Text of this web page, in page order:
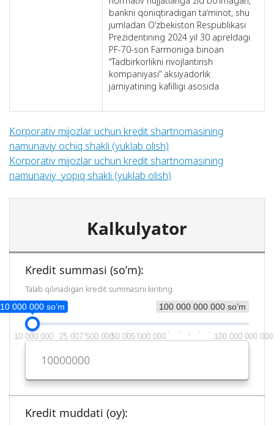
bankni qoniqtiradigan taʼminot, shu
jumladan O‘zbekiston Respublikasi
Prezidentining 2024 yil 30 apreldagi
PF-70-son Farmоniga binoan
“Tadbirkorlikni rivojlantirish
kompaniyasi” aksiyadorlik
jamiyatining kafilligi asosida
Korporativ mijozlar uchun kredit shartnomasining
namunaviy ochiq shakli (yuklab olish)
Korporativ mijozlar uchun kredit shartnomasining
namunaviy yopiq shakli (yuklab olish)
Kalkulyator
Kredit summasi (so’m):
Talab qilinadigan kredit summasini kiriting
100 000 000 000 so’m
10 000 000 so’m
10 000 000 25 007 500 00050 005 000 000 100 000 000 000
Kredit muddati (oy):